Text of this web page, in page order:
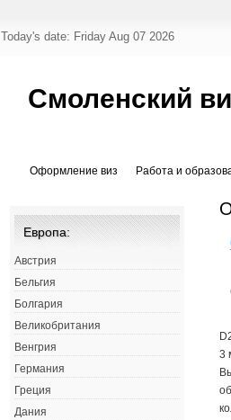
Today's date: Friday Aug 07 2026
Смоленский
Оформление виз Работа и
3
Европа:
Австрия
Бельгия
Болгария
Великобритания
Венгрия
Германия
Греция
Дания